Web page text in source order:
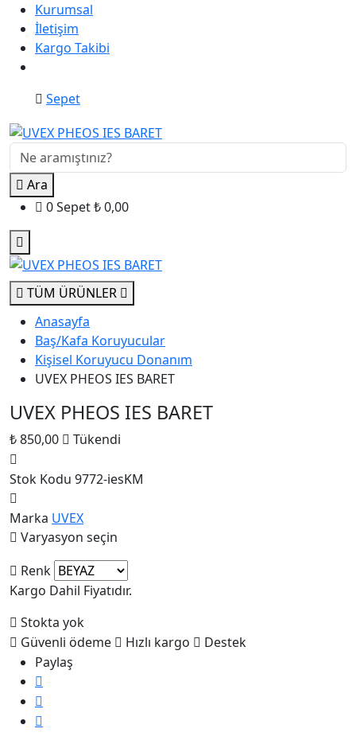
Kurumsal
İletişim
Kargo Takibi
Sepet
Ara
0Sepet₺0,00
TÜM ÜRÜNLER
Anasayfa
Baş/Kafa Koruyucular
Kişisel Koruyucu Donanım
UVEX PHEOS IES BARET
UVEX PHEOS IES BARET
₺ 850,00 Tükendi
Stok Kodu 9772-iesKM
Marka UVEX
Varyasyon seçin
Renk
Kargo Dahil Fiyatıdır.
Stokta yok
Güvenli ödeme
Hızlı kargo
Destek
Paylaş